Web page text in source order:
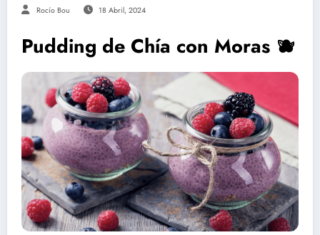
Rocío Bou 18 Abril, 2024
Pudding de Chía con Moras 🫐